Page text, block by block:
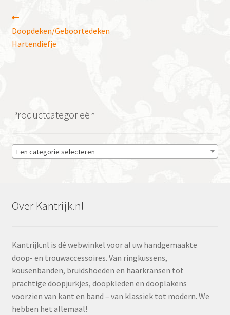
Bericht
navigatie
bericht:
Doopdeken/Geboortedeken
Hartendiefje
Productcategorieën
Een categorie selecteren
Over Kantrijk.nl
Kantrijk.nl is dé webwinkel voor al uw handgemaakte
doop- en trouwaccessoires. Van ringkussens,
kousenbanden, bruidshoeden en haarkransen tot
prachtige doopjurkjes, doopkleden en dooplakens
voorzien van kant en band – van klassiek tot modern. We
hebben het allemaal!